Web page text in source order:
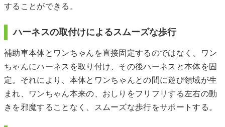
することができる。
ハーネスの取付けによるスムーズな歩行
補助車本体とワンちゃんを直接固定するのではなく、ワン
ちゃんにハーネスを取り付け、その後ハーネスと本体を固
定。それにより、本体とワンちゃんとの間に遊び領域が生
まれ、ワンちゃん本来の、おしりをフリフリする左右の動
きを邪魔することなく、スムーズな歩行をサポートする。